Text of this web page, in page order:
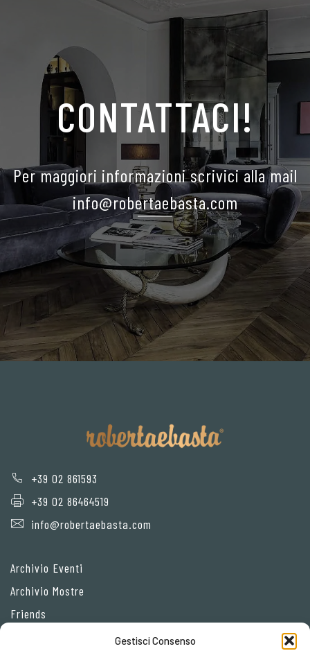
Gestisci Consenso
CONTATTACI!
Per maggiori informazioni scrivici alla mail
info@robertaebasta.com
+39 02 861593
+39 02 86464519
info@robertaebasta.com
Archivio Eventi
Archivio Mostre
Friends